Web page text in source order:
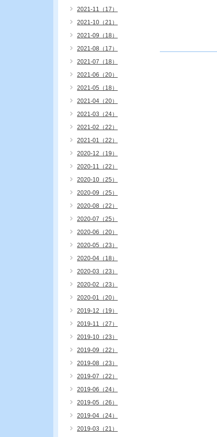
2021-11（17）
2021-10（21）
2021-09（18）
2021-08（17）
2021-07（18）
2021-06（20）
2021-05（18）
2021-04（20）
2021-03（24）
2021-02（22）
2021-01（22）
2020-12（19）
2020-11（22）
2020-10（25）
2020-09（25）
2020-08（22）
2020-07（25）
2020-06（20）
2020-05（23）
2020-04（18）
2020-03（23）
2020-02（23）
2020-01（20）
2019-12（19）
2019-11（27）
2019-10（23）
2019-09（22）
2019-08（23）
2019-07（22）
2019-06（24）
2019-05（26）
2019-04（24）
2019-03（21）